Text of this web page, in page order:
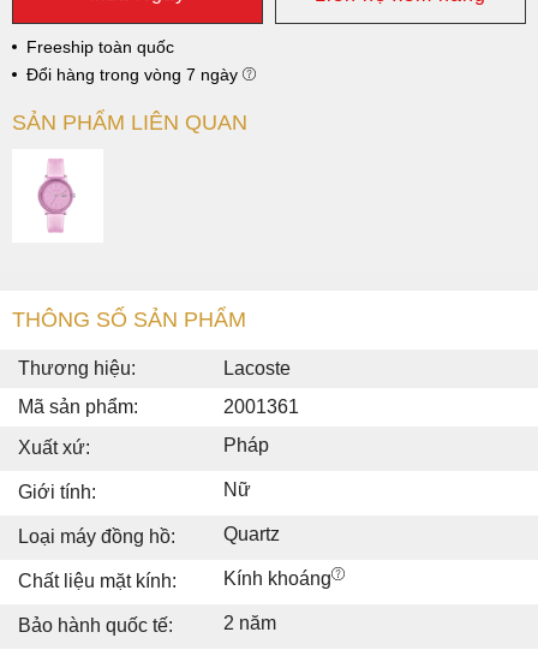
Freeship toàn quốc
Đổi hàng trong vòng 7 ngày
SẢN PHẨM LIÊN QUAN
THÔNG SỐ SẢN PHẨM
Thương hiệu:
Lacoste
Mã sản phẩm:
2001361
Xuất xứ:
Pháp
Giới tính: Nữ
Loại máy đồng hồ: Quartz
Chất liệu mặt kính: Kính khoáng
Bảo hành quốc tế: 2 năm